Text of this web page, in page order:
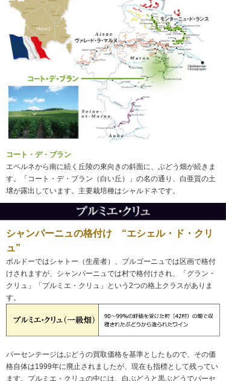
コート・デ・ブラン
エペルネから南に続く丘陵の東向きの斜面に、ぶどう畑が続きま
す。「コート・デ・ブラン（白い丘）」の名の通り、白亜質の土
壌が露出しています。主要栽培種はシャルドネです。
シャンパーニュの格付け “エシェル・ド・クリ
ュ”
ボルドーではシャトー（生産者）、ブルゴーニュでは区画で格付
けされますが、シャンパーニュでは村で格付けされ、「グラン・
クリュ」「プルミエ・クリュ」という2つの格上クラスがありま
す。
パーセンテージはぶどうの買取価格を基準としたもので、その価
格自体は1999年に廃止されましたが、現在も指標として残ってい
ます。プルミエ・クリュの中には、白ぶどうと黒ぶどうでパーセ